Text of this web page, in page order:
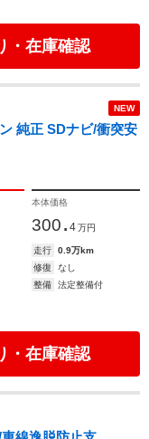
・在庫確認
NEW
純正 SDナビ/衝突安
本体価格
300. 4 万円
走行
0.9万km
修復
なし
整備
法定整備付
・在庫確認